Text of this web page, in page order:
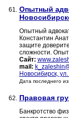
61. Опытный
Опытный
Константин
защите
сложности.
Сайт:
mail:
Новосибирск,
Дата последнего
62. Правовая
Банкротство